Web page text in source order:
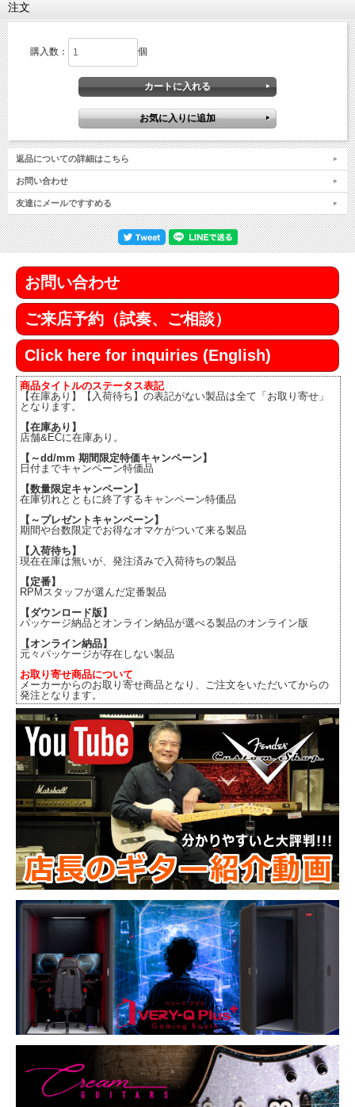
注文
購入数： 個
返品についての詳細はこちら
お問い合わせ
友達にメールですすめる
お問い合わせ
ご来店予約（試奏、ご相談）
Click here for inquiries (English)
商品タイトルのステータス表記
【在庫あり】【入荷待ち】の表記がない製品は全て「お取り寄せ」
となります。
【在庫あり】
店舗&ECに在庫あり。
【～dd/mm 期間限定特価キャンペーン】
日付までキャンペーン特価品
【数量限定キャンペーン】
在庫切れとともに終了するキャンペーン特価品
【～プレゼントキャンペーン】
期間や台数限定でお得なオマケがついて来る製品
【入荷待ち】
現在在庫は無いが、発注済みで入荷待ちの製品
【定番】
RPMスタッフが選んだ定番製品
【ダウンロード版】
パッケージ納品とオンライン納品が選べる製品のオンライン版
【オンライン納品】
元々パッケージが存在しない製品
お取り寄せ商品について
メーカーからのお取り寄せ商品となり、ご注文をいただいてからの
発注となります。